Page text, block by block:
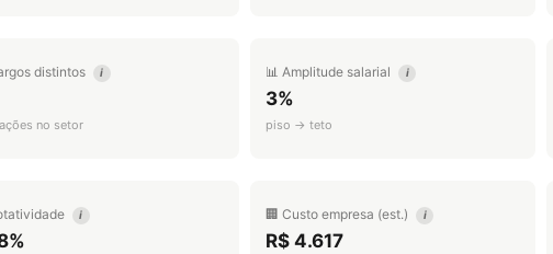
distintos i
no setor
📊 Amplitude salarial i
3%
piso → teto
i 🏢 Custo empresa (est.) i
R$ 4.617